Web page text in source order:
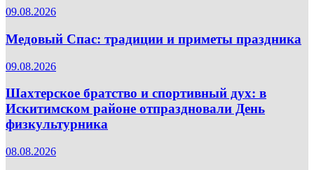
09.08.2026
Медовый Спас: традиции и приметы праздника
09.08.2026
Шахтерское братство и спортивный дух: в
Искитимском районе отпраздновали День
физкультурника
08.08.2026